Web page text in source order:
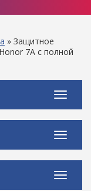
» Защитное
7A с полной